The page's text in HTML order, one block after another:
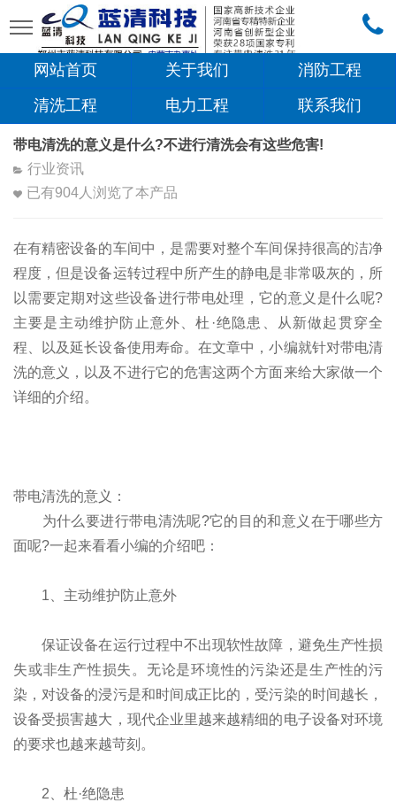
网站首页 关于我们
消防工程
清洗工程
电力工程 联系我们
带电清洗的意义是什么?不进行清洗会有这些危害!
行业资讯
已有904 人浏览了本产品
在有精密设备的车间中，是需要对整个车间保持很高的洁净
程度，但是设备运转过程中所产生的静电是非常吸灰的，所
以需要定期对这些设备进行带电处理，它的意义是什么呢?
主要是主动维护防止意外、杜·绝隐患、从新做起贯穿全
程、以及延长设备使用寿命。在文章中，小编就针对带电清
洗的意义，以及不进行它的危害这两个方面来给大家做一个
详细的介绍。
带电清洗的意义：
为什么要进行带电清洗呢?它的目的和意义在于哪些方
面呢?一起来看看小编的介绍吧：
1、主动维护防止意外
保证设备在运行过程中不出现软性故障，避免生产性损
失或非生产性损失。无论是环境性的污染还是生产性的污
染，对设备的浸污是和时间成正比的，受污染的时间越长，
设备受损害越大，现代企业里越来越精细的电子设备对环境
的要求也越来越苛刻。
2、杜·绝隐患